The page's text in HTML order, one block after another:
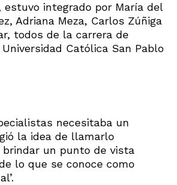
estuvo integrado por María del
Adriana Meza, Carlos Zúñiga
todos de la carrera de
Católica San Pablo
necesitaba un
la idea de llamarlo
brindar un punto de vista
lo que se conoce como